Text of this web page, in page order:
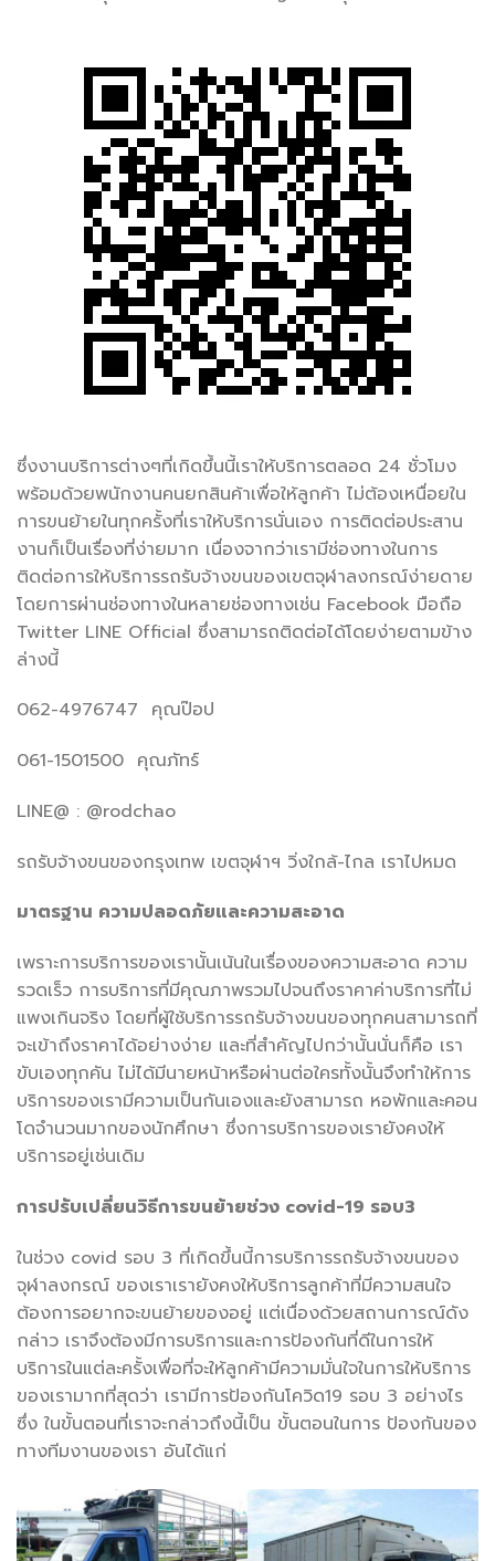
ซึ่งงานบริการต่างๆที่เกิดขึ้นนี้เราให้บริการตลอด 24 ชั่วโมง
พร้อมด้วยพนักงานคนยกสินค้าเพื่อให้ลูกค้า ไม่ต้องเหนื่อยใน
การขนย้ายในทุกครั้งที่เราให้บริการนั่นเอง การติดต่อประสาน
งานก็เป็นเรื่องที่ง่ายมาก เนื่องจากว่าเรามีช่องทางในการ
ติดต่อการให้บริการรถรับจ้างขนของเขตจุฬาลงกรณ์ง่ายดาย
โดยการผ่านช่องทางในหลายช่องทางเช่น Facebook มือถือ
Twitter LINE Official ซึ่งสามารถติดต่อได้โดยง่ายตามข้าง
ล่างนี้
062-4976747 คุณป๊อป
061-1501500 คุณภัทร์
LINE@ : @rodchao
รถรับจ้างขนของกรุงเทพ เขตจุฬาฯ วิ่งใกล้-ไกล เราไปหมด
มาตรฐาน ความปลอดภัยและความสะอาด
เพราะการบริการของเรานั้นเน้นในเรื่องของความสะอาด ความ
รวดเร็ว การบริการที่มีคุณภาพรวมไปจนถึงราคาค่าบริการที่ไม่
แพงเกินจริง โดยที่ผู้ใช้บริการรถรับจ้างขนของทุกคนสามารถที่
จะเข้าถึงราคาได้อย่างง่าย และที่สำคัญไปกว่านั้นนั่นก็คือ เรา
ขับเองทุกคัน ไม่ได้มีนายหน้าหรือผ่านต่อใครทั้งนั้นจึงทำให้การ
บริการของเรามีความเป็นกันเองและยังสามารถ หอพักและคอน
โดจำนวนมากของนักศึกษา ซึ่งการบริการของเรายังคงให้
บริการอยู่เช่นเดิม
การปรับเปลี่ยนวิธีการขนย้ายช่วง covid-19 รอบ3
ในช่วง covid รอบ 3 ที่เกิดขึ้นนี้การบริการรถรับจ้างขนของ
จุฬาลงกรณ์ ของเราเรายังคงให้บริการลูกค้าที่มีความสนใจ
ต้องการอยากจะขนย้ายของอยู่ แต่เนื่องด้วยสถานการณ์ดัง
กล่าว เราจึงต้องมีการบริการและการป้องกันที่ดีในการให้
บริการในแต่ละครั้งเพื่อที่จะให้ลูกค้ามีความมั่นใจในการให้บริการ
ของเรามากที่สุดว่า เรามีการป้องกันโควิด19 รอบ 3 อย่างไร
ซึ่ง ในขั้นตอนที่เราจะกล่าวถึงนี้เป็น ขั้นตอนในการ ป้องกันของ
ทางทีมงานของเรา อันได้แก่